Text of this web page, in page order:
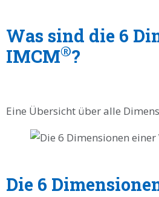
Was sind die 6
IMCM®?
Eine Übersicht über alle
Die 6